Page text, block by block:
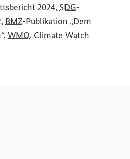
2024(Externer Link)
, SDG-
(Externer Link)
, BMZ-Publikation „Dem
, WMO(Externer Link)
, Climate Watch